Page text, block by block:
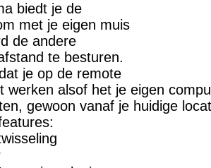
biedt je de
met je eigen muis
de andere
te besturen.
je op de remote
werken alsof het je eigen
gewoon vanaf je huidige